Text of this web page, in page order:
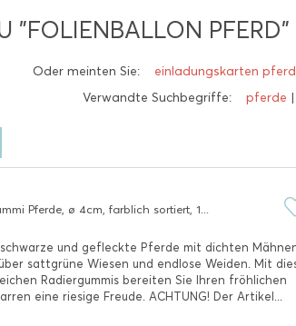
"FOLIENBALLON
Oder meinten Sie: einladungskarten pferd
Verwandte Suchbegriffe:
pferde |
Pferde, ø 4cm, farblich sortiert, 1...
schwarze und gefleckte Pferde mit dichten
sattgrüne Wiesen und endlose Weiden. Mit
Radiergummis bereiten Sie Ihren fröhlichen
eine riesige Freude. ACHTUNG! Der Artikel...